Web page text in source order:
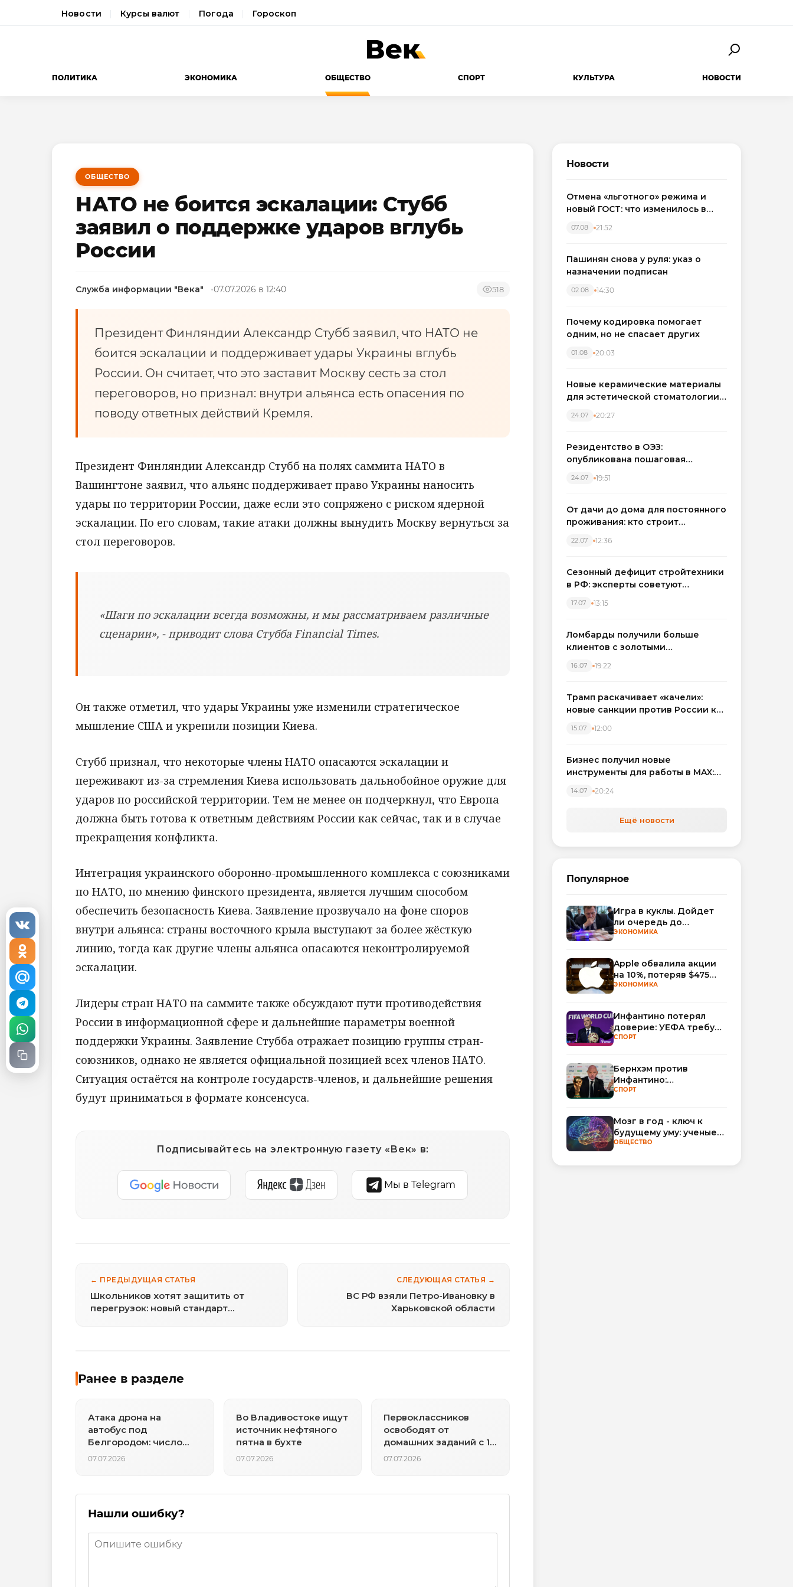
Новости Курсы валют Погода Гороскоп
ПОЛИТИКА ЭКОНОМИКА ОБЩЕСТВО СПОРТ КУЛЬТУРА НОВОСТИ
ОБЩЕСТВО
НАТО не боится эскалации: Стубб
заявил о поддержке ударов вглубь
России
Служба информации "Века" 07.07.2026 в 12:40 518
Президент Финляндии Александр Стубб заявил, что НАТО не
боится эскалации и поддерживает удары Украины вглубь
России. Он считает, что это заставит Москву сесть за стол
переговоров, но признал: внутри альянса есть опасения по
поводу ответных действий Кремля.
Президент Финляндии Александр Стубб на полях саммита НАТО в
Вашингтоне заявил, что альянс поддерживает право Украины наносить
удары по территории России, даже если это сопряжено с риском ядерной
эскалации. По его словам, такие атаки должны вынудить Москву вернуться за
стол переговоров.
«Шаги по эскалации всегда возможны, и мы рассматриваем различные
сценарии», - приводит слова Стубба Financial Times.
Он также отметил, что удары Украины уже изменили стратегическое
мышление США и укрепили позиции Киева.
Стубб признал, что некоторые члены НАТО опасаются эскалации и
переживают из-за стремления Киева использовать дальнобойное оружие для
ударов по российской территории. Тем не менее он подчеркнул, что Европа
должна быть готова к ответным действиям России как сейчас, так и в случае
прекращения конфликта.
Интеграция украинского оборонно-промышленного комплекса с союзниками
по НАТО, по мнению финского президента, является лучшим способом
обеспечить безопасность Киева. Заявление прозвучало на фоне споров
внутри альянса: страны восточного крыла выступают за более жёсткую
линию, тогда как другие члены альянса опасаются неконтролируемой
эскалации.
Лидеры стран НАТО на саммите также обсуждают пути противодействия
России в информационной сфере и дальнейшие параметры военной
поддержки Украины. Заявление Стубба отражает позицию группы стран-
союзников, однако не является официальной позицией всех членов НАТО.
Ситуация остаётся на контроле государств-членов, и дальнейшие решения
будут приниматься в формате консенсуса.
Подписывайтесь на электронную газету «Век» в:
Мы в Telegram
← ПРЕДЫДУЩАЯ СТАТЬЯ
Школьников хотят защитить от
перегрузок: новый стандарт
СЛЕДУЮЩАЯ СТАТЬЯ →
ВС РФ взяли Петро-Ивановку в
Харьковской области
Ранее в разделе
Атака дрона на
автобус под
Белгородом: число
пострадавших
07.07.2026
Во Владивостоке ищут
источник нефтяного
пятна в бухте
07.07.2026
Первоклассников
освободят от
домашних заданий с 1
сентября
07.07.2026
Нашли ошибку?
Новости
Отмена «льготного» режима и
новый ГОСТ: что изменилось в
07.08 21:52
Пашинян снова у руля: указ о
назначении подписан
02.08 14:30
Почему кодировка помогает
одним, но не спасает других
01.08 20:03
Новые керамические материалы
для эстетической стоматологии
24.07 20:27
Резидентство в ОЭЗ:
опубликована пошаговая
налоговых льгот для инвесторов
24.07 19:51
От дачи до дома для постоянного
проживания: кто строит
Западном регионе
22.07 12:36
Сезонный дефицит стройтехники
в РФ: эксперты советуют
17.07 13:15
Ломбарды получили больше
клиентов с золотыми
вырос на фоне подорожания
16.07 19:22
Трамп раскачивает «качели»:
новые санкции против России как
15.07 12:00
Бизнес получил новые
инструменты для работы в MAX:
автоматизируют обработку
14.07 20:24
Ещё новости
Популярное
Игра в куклы. Дойдет
ли очередь до
Миллера?
ЭКОНОМИКА
Apple обвалила акции
на 10%, потеряв $475
млрд капитализации
ЭКОНОМИКА
Инфантино потерял
доверие: УЕФА требует
смены руководства
СПОРТ
Бернхэм против
Инфантино:
политический кризис в
СПОРТ
Мозг в год - ключ к
будущему уму: ученые
научились
интеллект по МРТ
ОБЩЕСТВО